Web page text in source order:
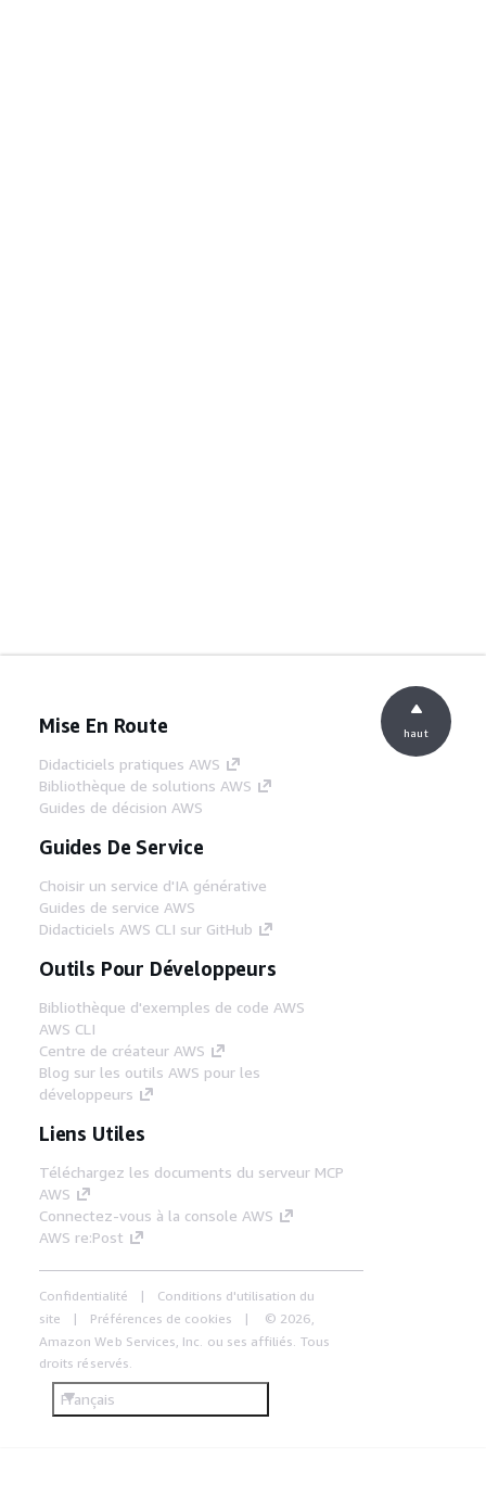
Mise En Route
Didacticiels pratiques AWS
Bibliothèque de solutions AWS
Guides de décision AWS
Guides De Service
Choisir un service d'IA générative
Guides de service AWS
Didacticiels AWS CLI sur GitHub
Outils Pour Développeurs
Bibliothèque d'exemples de code AWS
AWS CLI
Centre de créateur AWS
Blog sur les outils AWS pour les
développeurs
Liens Utiles
Téléchargez les documents du serveur MCP
AWS
Connectez-vous à la console AWS
AWS re:Post
Confidentialité
Conditions d'utilisation du
site
Préférences de cookies
© 2026,
Amazon Web Services, Inc. ou ses affiliés. Tous
droits réservés.
Français
haut